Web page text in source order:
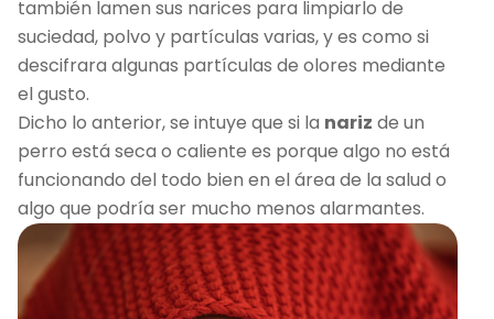
también lamen sus narices para limpiarlo de
suciedad, polvo y partículas varias, y es como si
descifrara algunas partículas de olores mediante
el gusto.
Dicho lo anterior, se intuye que si la nariz de un
perro está seca o caliente es porque algo no está
funcionando del todo bien en el área de la salud o
algo que podría ser mucho menos alarmantes.